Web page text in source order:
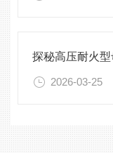
2026-03-25